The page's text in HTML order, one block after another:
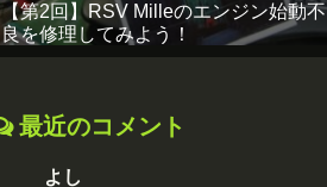
【第2回】RSV Milleのエンジン始動不
良を修理してみよう！
最近のコメント
よし